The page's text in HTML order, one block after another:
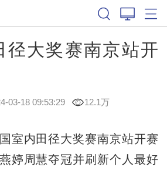
径大奖赛南京站开
03-18 09:53:29 12.1万
内田径大奖赛南京站开赛
婷周慧夺冠并刷新个人最好